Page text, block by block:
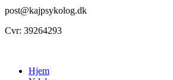
post@kajpsykolog.dk
Cvr: 39264293
Hjem